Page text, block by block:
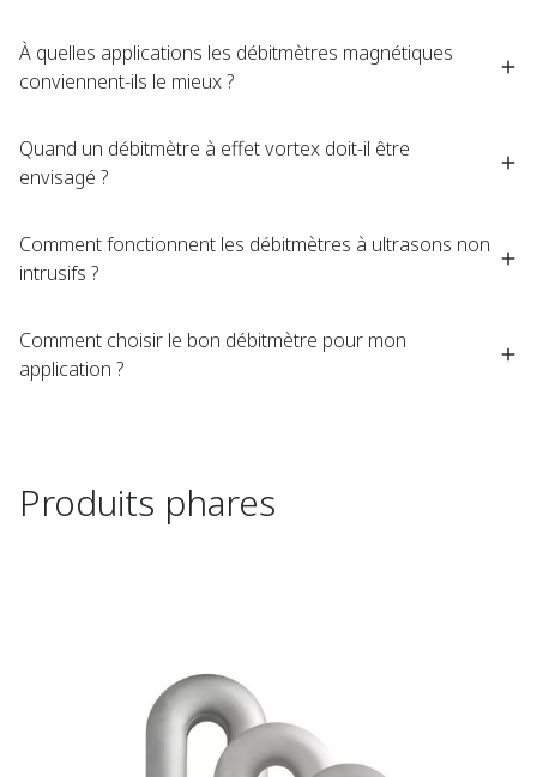
À quelles applications les débitmètres magnétiques
conviennent-ils le mieux ?​
Quand un débitmètre à effet vortex doit-il être
envisagé ?​
Comment fonctionnent les débitmètres à ultrasons non
intrusifs ?​
Comment choisir le bon débitmètre pour mon
application ?​
Produits phares​